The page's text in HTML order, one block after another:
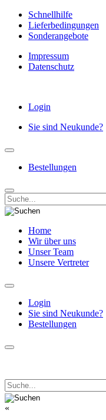
Schnellhilfe
Lieferbedingungen
Sonderangebote
Impressum
Datenschutz
Login
Sie sind Neukunde?
Bestellungen
Home
Wir über uns
Unser Team
Unsere Vertreter
Login
Sie sind Neukunde?
Bestellungen
«